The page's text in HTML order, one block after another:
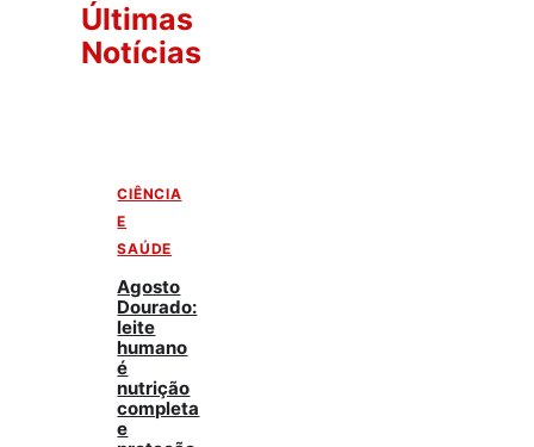
Últimas
Notícias
CIÊNCIA
E
SAÚDE
Agosto
Dourado:
leite
humano
é
nutrição
completa
e